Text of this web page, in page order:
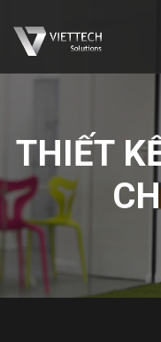
THIẾT